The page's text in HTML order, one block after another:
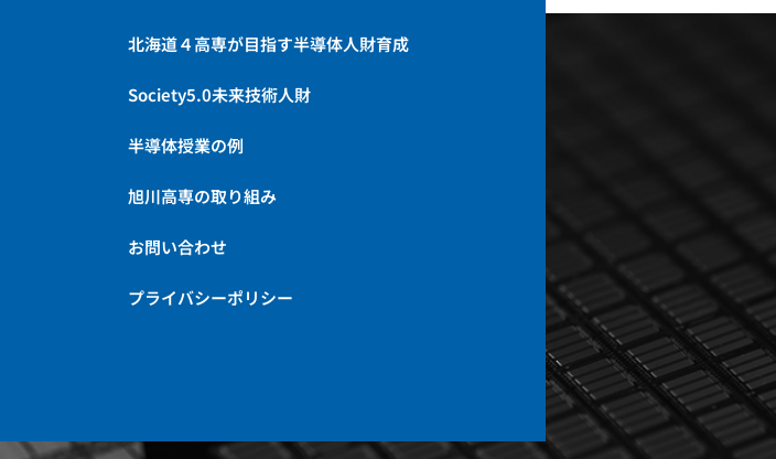
北海道４高専が目指す半導体人財育成
Society5.0未来技術人財
半導体授業の例
旭川高専の取り組み
お問い合わせ
プライバシーポリシー